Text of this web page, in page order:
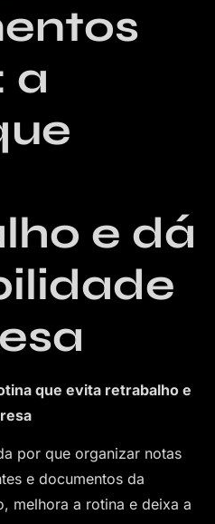
a
e dá
que evita retrabalho e
por que organizar notas
e documentos da
melhora a rotina e deixa a